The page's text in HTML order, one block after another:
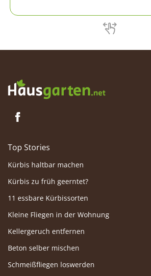
Säulenkirsche passt selbst in das kleinste
Gärtchen - und sogar auf den Balkon.
Top Stories
Kürbis haltbar machen
Kürbis zu früh geerntet?
11 essbare Kürbissorten
Kleine Fliegen in der Wohnung
Kellergeruch entfernen
Beton selber mischen
Schmeißfliegen loswerden